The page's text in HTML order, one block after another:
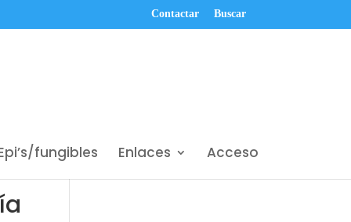
Contactar Buscar
fungibles Enlaces Acceso